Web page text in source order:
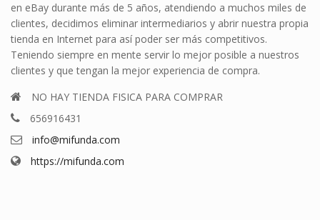
en eBay durante más de 5 años, atendiendo a muchos miles de
clientes, decidimos eliminar intermediarios y abrir nuestra propia
tienda en Internet para así poder ser más competitivos.
Teniendo siempre en mente servir lo mejor posible a nuestros
clientes y que tengan la mejor experiencia de compra.
NO HAY TIENDA FISICA PARA COMPRAR
656916431
info@mifunda.com
https://mifunda.com